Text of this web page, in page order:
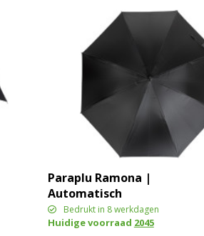
Paraplu Ramona |
Automatisch
Bedrukt in 8 werkdagen
Huidige voorraad 2045